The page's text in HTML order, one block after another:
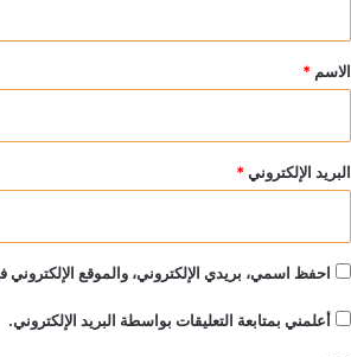
*
الاسم *
البريد الإلكتروني *
احفظ اسمي، بريدي الإلكتروني، والموقع
أعلمني بمتابعة التعليقات بواسطة البريد الإلكتروني.